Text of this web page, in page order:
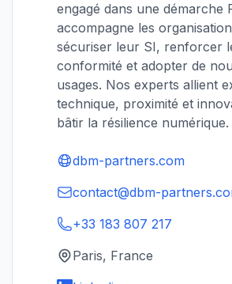
engagé dans une démarche
accompagne les
sécuriser leur SI, renforcer
conformité et adopter de
usages. Nos experts allient
technique, proximité et
bâtir la résilience numérique.
dbm-partners.com
contact@dbm-
+33 183 807 217
Paris, France